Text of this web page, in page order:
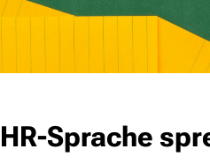
Sprache